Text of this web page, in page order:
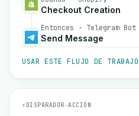
Checkout Creation
Entonces · Telegram Bot
Send Message
USAR ESTE FLUJO DE TRABAJO
⚡ DISPARADOR→ACCIÓN